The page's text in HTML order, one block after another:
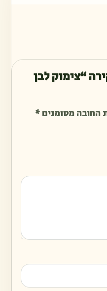
“צימוק לבן
החובה מסומנים*